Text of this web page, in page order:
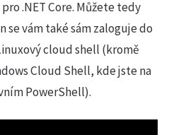
.NET Core. Můžete tedy
vám také sám zaloguje do
cloud shell (kromě
Cloud Shell, kde jste na
PowerShell).